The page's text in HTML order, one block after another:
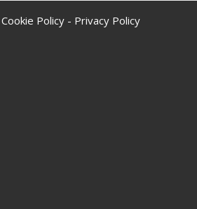
Cookie Policy - Privacy Policy